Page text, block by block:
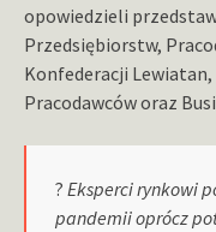
opowiedzieli
Przedsiębiorstw,
Konfederacji
Pracodawców oraz
? Eksperci rynkowi
pandemii oprócz